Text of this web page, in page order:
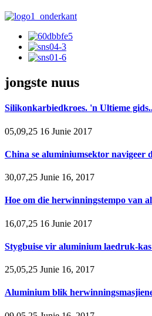
jongste nuus
Silikonkarbiedkroes. 'n Ultieme
05,09,25 16 Junie 2017
China se aluminiumsektor navigeer
30,07,25 Junie 16, 2017
Hoe om die herwinningstempo van
16,07,25 16 Junie 2017
Stygbuise vir aluminium laedruk-
25,05,25 Junie 16, 2017
Aluminium blik